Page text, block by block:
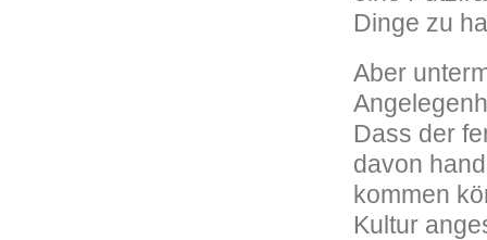
Dinge zu
Aber
Dass der
davon
kommen
Kultur